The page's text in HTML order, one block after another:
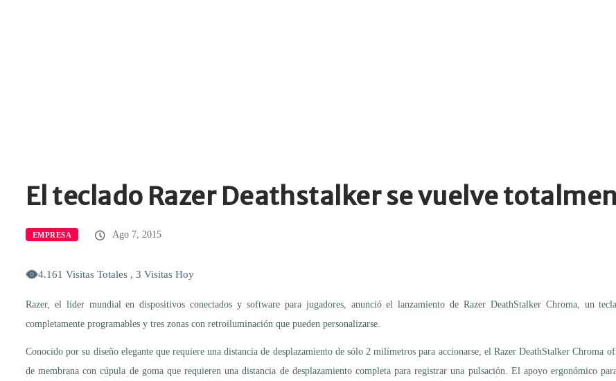
El teclado Razer Deathstalker se vuelve
EMPRESA Ago 7, 2015
4.161 Visitas Totales , 3 Visitas Hoy
Razer, el líder mundial en dispositivos conectados y software para jugadores, anunció el lanzamiento de Razer DeathStalker Chroma, un
completamente programables y tres zonas con retroiluminación que pueden personalizarse.
Conocido por su diseño elegante que requiere una distancia de desplazamiento de sólo 2 milímetros para accionarse, el Razer DeathStalker Chroma
de membrana con cúpula de goma que requieren una distancia de desplazamiento completa para registrar una pulsación. El apoyo ergonómico